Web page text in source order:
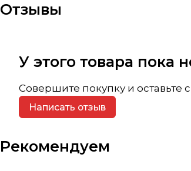
Отзывы
У этого товара пока
Совершите покупку и оставьте
Написать отзыв
Рекомендуем